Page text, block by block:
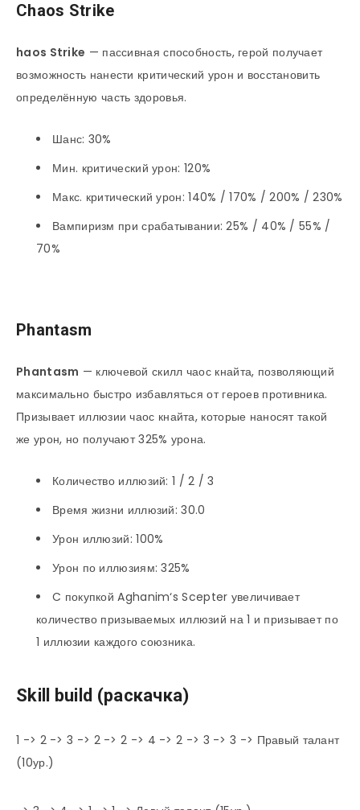
Chaos Strike
haos Strike — пассивная способность, герой получает
возможность нанести критический урон и восстановить
определённую часть здоровья.
Шанс: 30%
Мин. критический урон: 120%
Макс. критический урон: 140% / 170% / 200% / 230%
Вампиризм при срабатывании: 25% / 40% / 55% /
70%
Phantasm
Phantasm — ключевой скилл чаос кнайта, позволяющий
максимально быстро избавляться от героев противника.
Призывает иллюзии чаос кнайта, которые наносят такой
же урон, но получают 325% урона.
Количество иллюзий: 1 / 2 / 3
Время жизни иллюзий: 30.0
Урон иллюзий: 100%
Урон по иллюзиям: 325%
C покупкой Aghanim‘s Scepter увеличивает
количество призываемых иллюзий на 1 и призывает по
1 иллюзии каждого союзника.
Skill build (раскачка)
1 -> 2 -> 3 -> 2 -> 2 -> 4 -> 2 -> 3 -> 3 -> Правый талант
(10ур.)